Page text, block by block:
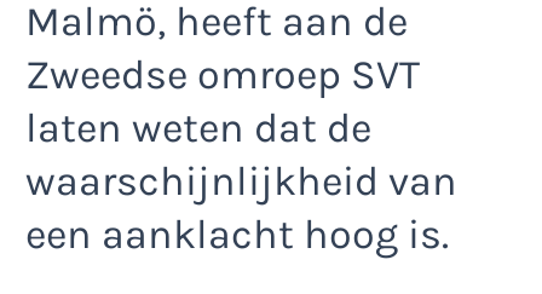
Malmö, heeft aan de
Zweedse omroep SVT
laten weten dat de
waarschijnlijkheid van
een aanklacht hoog is.